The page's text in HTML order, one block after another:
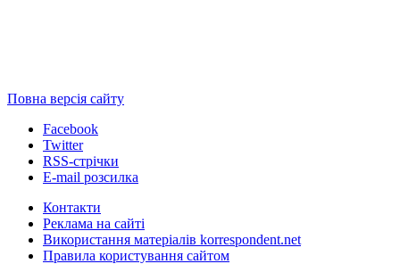
Повна версія сайту
Facebook
Twitter
RSS-стрічки
E-mail розсилка
Контакти
Реклама на сайті
Використання матеріалів korrespondent.net
Правила користування сайтом